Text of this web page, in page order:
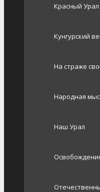
Красный Урал
Кунгурский
На страже
Народная
Наш Урал